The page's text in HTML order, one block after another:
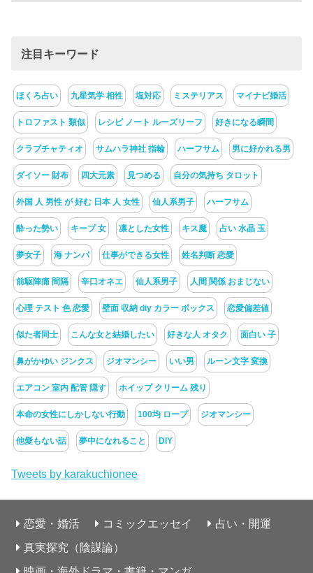
注目キーワード
ほくろ占い 九星気学 相性 塩対応 ミステリアス マイナビ婚活
トロファスト 類似 レシピ ノート ルーズリーフ 好きになる瞬間
クラブチャティオ サムハラ神社 指輪 ハーフサム 男に好かれる男
ダイソー 財布 四大元素 見つめる 自分の気持ち タロット
外国 人 男性 が 好む 日本 人 女性 仙人系男子 ハーフサム
酔った勢い キープ 女 凛とした女性 キス魔 占い 水晶 玉
夢女子 海 ナンパ 仕事ができる女性 姓名判断 恋愛
前駆陣痛 間隔 辛口オネエ 仙人系男子 人間 関係 おまじない
心理 テスト 色 恋愛 壁面 収納 diy カラー ボックス 恋愛偏差値
似た者同士 こんな女と結婚したい 好きな人 オタク 面白い 子
鼻がかゆい ジンクス ジオマンシー いい男 ルーン文字 変換
エアコン 室内 配管 隠す ホイップ クリーム 残り
本命の女性にしかしない行動 100均 ロープ ジオマンシー
他愛もない話 夢中になれること DIY
Tweets by karakuchionee
恋愛・婚活 コミックエッセイ
占い・開運
真実探究（陰謀論）